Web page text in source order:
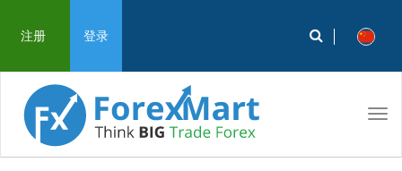
注册 登录